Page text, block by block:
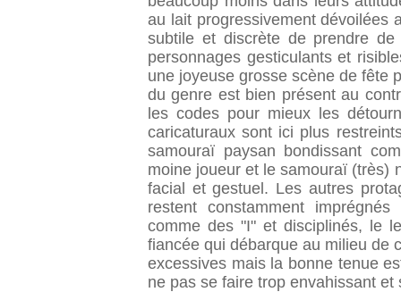
au lait progressivement dévoilées
subtile et discrète de prendre
personnages gesticulants et
une joyeuse grosse scène de fête
du genre est bien présent au
les codes pour mieux les
caricaturaux sont ici plus
samouraï paysan bondissant
moine joueur et le samouraï (très)
facial et gestuel. Les autres
restent constamment
comme des "I" et disciplinés, le
fiancée qui débarque au milieu de
excessives mais la bonne tenue
ne pas se faire trop envahissant